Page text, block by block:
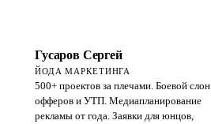
Гусаров Сергей
ЙОДА МАРКЕТИНГА
500+ проектов за плечами. Боевой слон
офферов и УТП. Медиапланирование
рекламы от года. Заявки для юнцов,